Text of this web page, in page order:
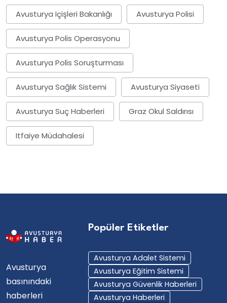
Avusturya Içişleri Bakanlığı Avusturya Polisi
Avusturya Polis Operasyonu
Avusturya Polis Soruşturması
Avusturya Sağlık Sistemi Avusturya Siyaseti
Avusturya Suç Haberleri Graz Okul Saldırısı
Itfaiye Müdahalesi
Avusturya
basınındaki
haberleri
Popüler Etiketler
Avusturya Adalet Sistemi
Avusturya Eğitim Sistemi
Avusturya Güvenlik Haberleri
Avusturya Haberleri